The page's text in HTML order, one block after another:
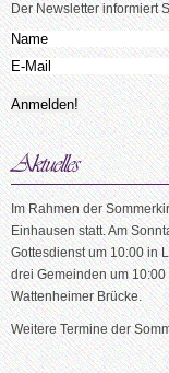
Der Newsletter informiert
Im Rahmen der
Einhausen statt. Am
Gottesdienst um 10:00 in
drei Gemeinden um
Wattenheimer Brücke.
Weitere Termine der